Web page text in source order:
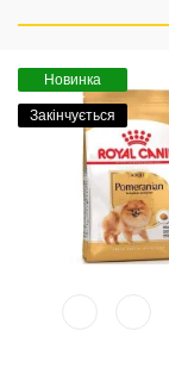
Новинка
Закінчується